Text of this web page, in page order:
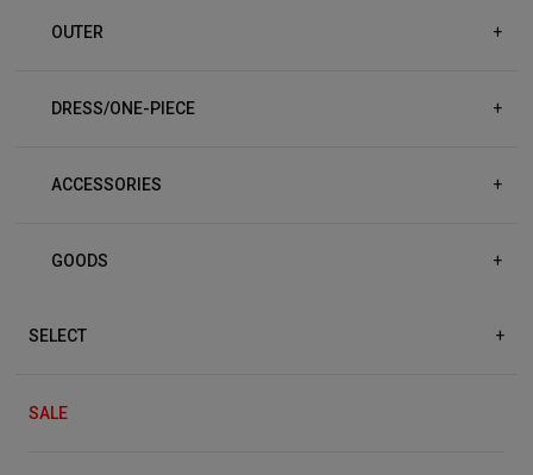
OUTER +
DRESS/ONE-PIECE +
ACCESSORIES +
GOODS +
SELECT +
SALE